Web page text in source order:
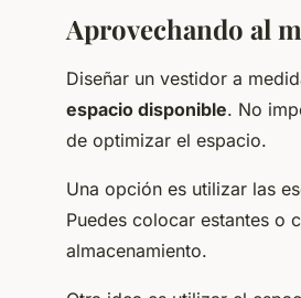
Aprovechando al
Diseñar un vestidor a
espacio disponible. No
de optimizar el espacio.
Una opción es utilizar las
Puedes colocar estantes o
almacenamiento.